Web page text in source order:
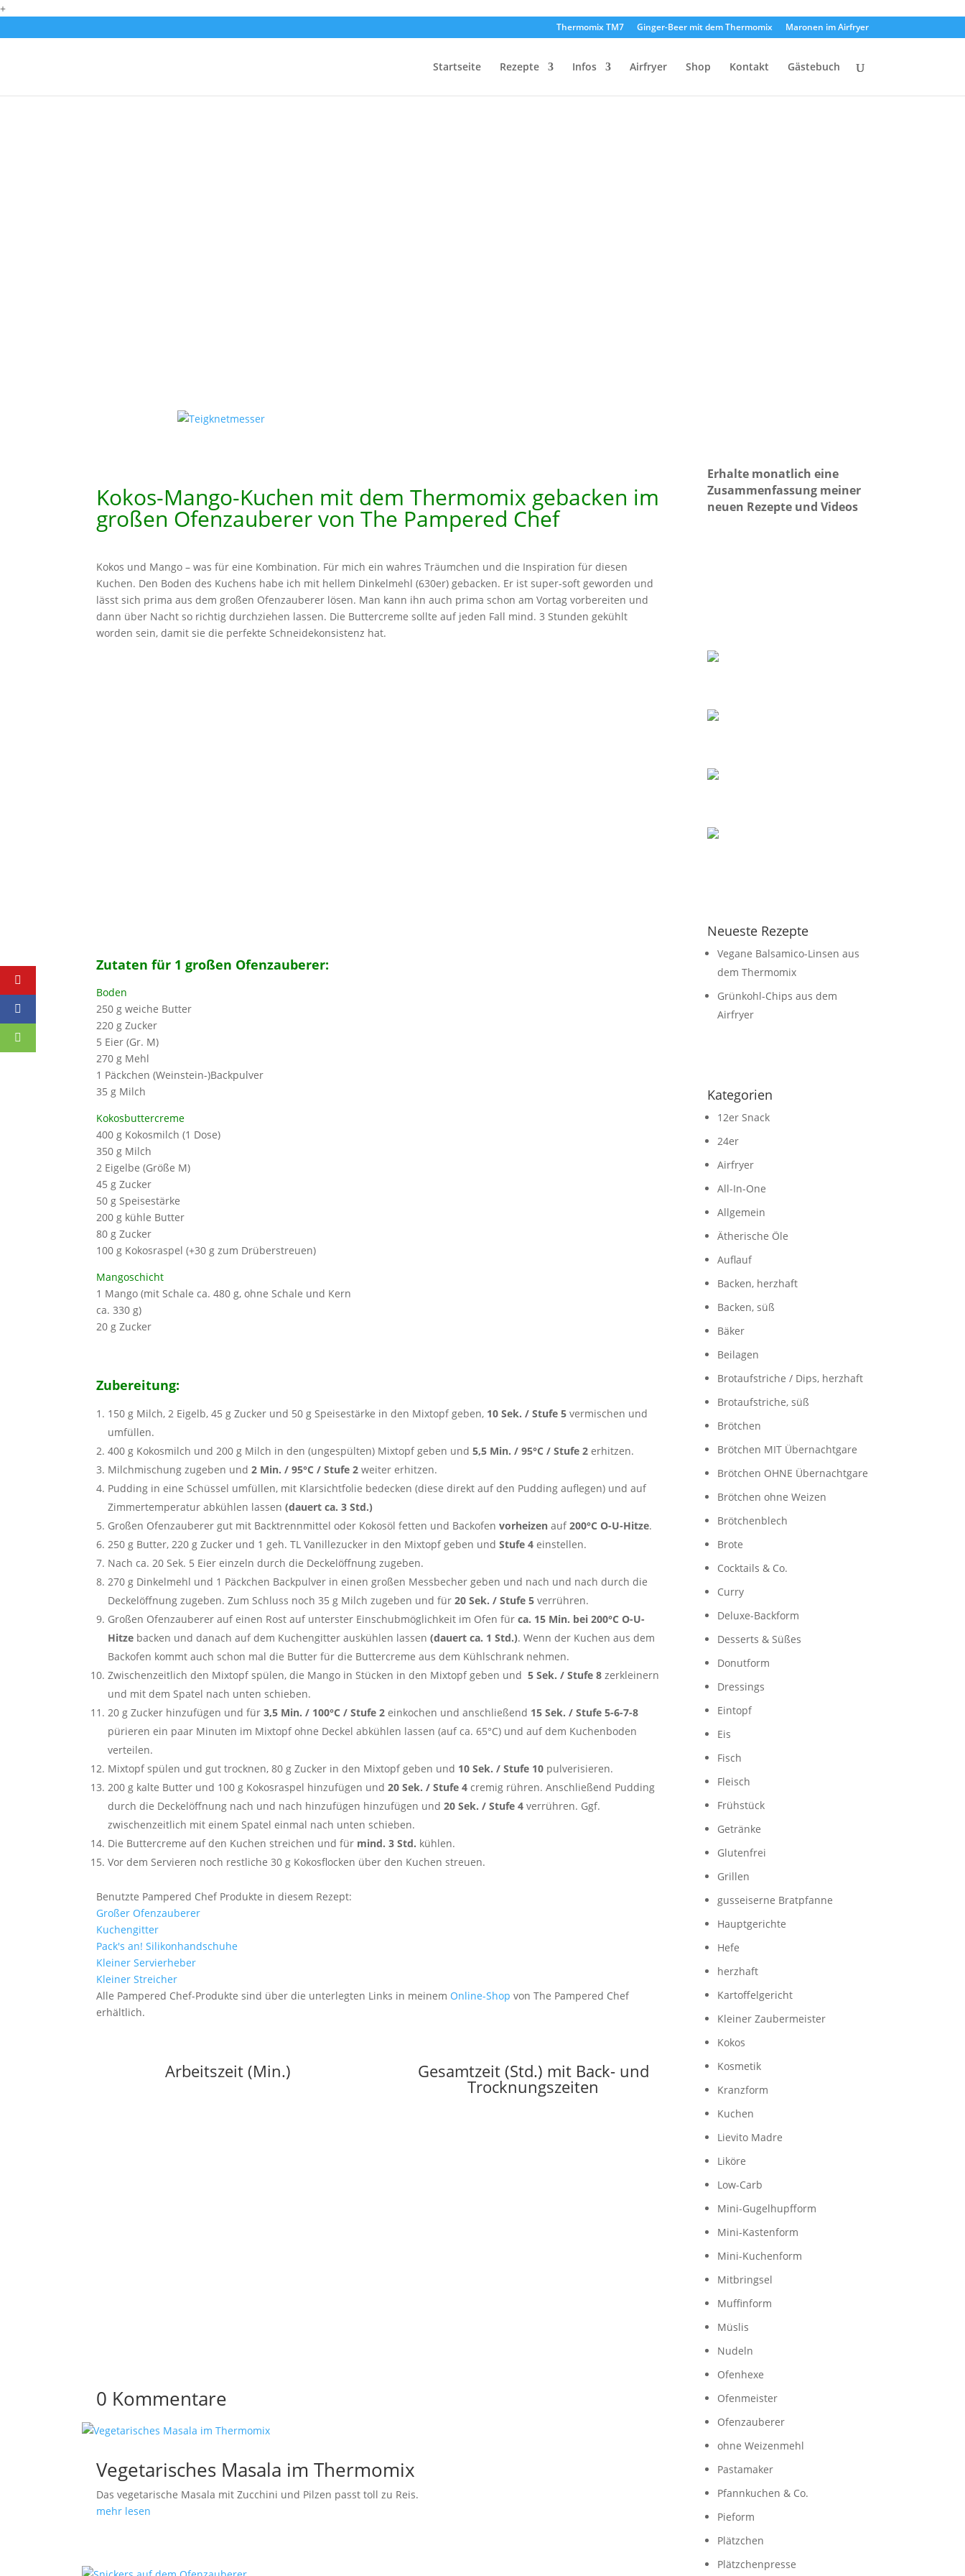
+
Thermomix TM7 Ginger-Beer mit dem Thermomix Maronen im Airfryer
Startseite Rezepte Infos Airfryer Shop Kontakt Gästebuch
Kokos-Mango-Kuchen mit dem Thermomix gebacken im
großen Ofenzauberer von The Pampered Chef
Kokos und Mango – was für eine Kombination. Für mich ein wahres Träumchen und die Inspiration für diesen
Kuchen. Den Boden des Kuchens habe ich mit hellem Dinkelmehl (630er) gebacken. Er ist super-soft geworden und
lässt sich prima aus dem großen Ofenzauberer lösen. Man kann ihn auch prima schon am Vortag vorbereiten und
dann über Nacht so richtig durchziehen lassen. Die Buttercreme sollte auf jeden Fall mind. 3 Stunden gekühlt
worden sein, damit sie die perfekte Schneidekonsistenz hat.
Zutaten für 1 großen Ofenzauberer:
Boden
250 g weiche Butter
220 g Zucker
5 Eier (Gr. M)
270 g Mehl
1 Päckchen (Weinstein-)Backpulver
35 g Milch
Kokosbuttercreme
400 g Kokosmilch (1 Dose)
350 g Milch
2 Eigelbe (Größe M)
45 g Zucker
50 g Speisestärke
200 g kühle Butter
80 g Zucker
100 g Kokosraspel (+30 g zum Drüberstreuen)
Mangoschicht
1 Mango (mit Schale ca. 480 g, ohne Schale und Kern
ca. 330 g)
20 g Zucker
Zubereitung:
150 g Milch, 2 Eigelb, 45 g Zucker und 50 g Speisestärke in den Mixtopf geben, 10 Sek. / Stufe 5vermischen und
umfüllen.
400 g Kokosmilch und 200 g Milch in den (ungespülten) Mixtopf geben und 5,5 Min. / 95°C / Stufe 2erhitzen.
Milchmischung zugeben und 2 Min. / 95°C / Stufe 2weiter erhitzen.
Pudding in eine Schüssel umfüllen, mit Klarsichtfolie bedecken (diese direkt auf den Pudding auflegen) und auf
Zimmertemperatur abkühlen lassen (dauert ca. 3 Std.)
Großen Ofenzauberer gut mit Backtrennmittel oder Kokosöl fetten und Backofen vorheizenauf200°C O-U-Hitze.
250 g Butter, 220 g Zucker und 1 geh. TL Vanillezucker in den Mixtopf geben und Stufe 4einstellen.
Nach ca. 20 Sek. 5 Eier einzeln durch die Deckelöffnung zugeben.
270 g Dinkelmehl und 1 Päckchen Backpulver in einen großen Messbecher geben und nach und nach durch die
Deckelöffnung zugeben. Zum Schluss noch 35 g Milch zugeben und für 20 Sek. / Stufe 5verrühren.
Großen Ofenzauberer auf einen Rost auf unterster Einschubmöglichkeit im Ofen fürca. 15 Min. bei 200°C O-U-
Hitzebacken und danach auf dem Kuchengitter auskühlen lassen (dauert ca. 1 Std.). Wenn der Kuchen aus dem
Backofen kommt auch schon mal die Butter für die Buttercreme aus dem Kühlschrank nehmen.
Zwischenzeitlich den Mixtopf spülen, die Mango in Stücken in den Mixtopf geben und 5 Sek. / Stufe 8zerkleinern
und mit dem Spatel nach unten schieben.
20 g Zucker hinzufügen und für 3,5 Min. / 100°C / Stufe 2einkochen und anschließend 15 Sek. / Stufe 5-6-7-8
pürieren ein paar Minuten im Mixtopf ohne Deckel abkühlen lassen (auf ca. 65°C) und auf dem Kuchenboden
verteilen.
Mixtopf spülen und gut trocknen, 80 g Zucker in den Mixtopf geben und 10 Sek. / Stufe 10pulverisieren.
200 g kalte Butter und 100 g Kokosraspel hinzufügen und 20 Sek. / Stufe 4cremig rühren. Anschließend Pudding
durch die Deckelöffnung nach und nach hinzufügen hinzufügen und 20 Sek. / Stufe 4verrühren. Ggf.
zwischenzeitlich mit einem Spatel einmal nach unten schieben.
Die Buttercreme auf den Kuchen streichen und für mind. 3 Std. kühlen.
Vor dem Servieren noch restliche 30 g Kokosflocken über den Kuchen streuen.
Benutzte Pampered Chef Produkte in diesem Rezept:
Großer Ofenzauberer
Kuchengitter
Pack's an! Silikonhandschuhe
Kleiner Servierheber
Kleiner Streicher
Alle Pampered Chef-Produkte sind über die unterlegten Links in meinem Online-Shop von The Pampered Chef
erhältlich.
Arbeitszeit (Min.) Gesamtzeit (Std.) mit Back- und
Trocknungszeiten
0 Kommentare
Vegetarisches Masala im Thermomix
Das vegetarische Masala mit Zucchini und Pilzen passt toll zu Reis.
mehr lesen
Erhalte monatlich eine
Zusammenfassung meiner
neuen Rezepte und Videos
Neueste Rezepte
Vegane Balsamico-Linsen aus
dem Thermomix
Grünkohl-Chips aus dem
Airfryer
Kategorien
12er Snack
24er
Airfryer
All-In-One
Allgemein
Ätherische Öle
Auflauf
Backen, herzhaft
Backen, süß
Bäker
Beilagen
Brotaufstriche / Dips, herzhaft
Brotaufstriche, süß
Brötchen
Brötchen MIT Übernachtgare
Brötchen OHNE Übernachtgare
Brötchen ohne Weizen
Brötchenblech
Brote
Cocktails & Co.
Curry
Deluxe-Backform
Desserts & Süßes
Donutform
Dressings
Eintopf
Eis
Fisch
Fleisch
Frühstück
Getränke
Glutenfrei
Grillen
gusseiserne Bratpfanne
Hauptgerichte
Hefe
herzhaft
Kartoffelgericht
Kleiner Zaubermeister
Kokos
Kosmetik
Kranzform
Kuchen
Lievito Madre
Liköre
Low-Carb
Mini-Gugelhupfform
Mini-Kastenform
Mini-Kuchenform
Mitbringsel
Muffinform
Müslis
Nudeln
Ofenhexe
Ofenmeister
Ofenzauberer
ohne Weizenmehl
Pastamaker
Pfannkuchen & Co.
Pieform
Plätzchen
Plätzchenpresse